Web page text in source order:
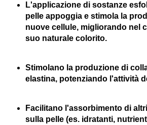
L'applicazione di sostanze
pelle appoggia e stimola la
nuove cellule, migliorando nel
suo naturale colorito.
Stimolano la produzione di
elastina, potenziando l'attività
Facilitano l'assorbimento di
sulla pelle (es. idratanti,